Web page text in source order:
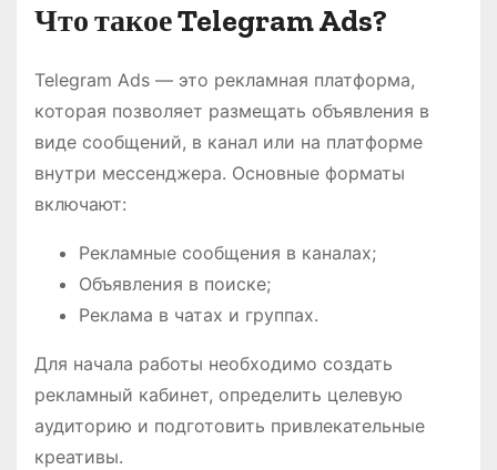
Что такое Telegram Ads?
Telegram Ads — это рекламная платформа,
которая позволяет размещать объявления в
виде сообщений, в канал или на платформе
внутри мессенджера. Основные форматы
включают:
Рекламные сообщения в каналах;
Объявления в поиске;
Реклама в чатах и группах.
Для начала работы необходимо создать
рекламный кабинет, определить целевую
аудиторию и подготовить привлекательные
креативы.